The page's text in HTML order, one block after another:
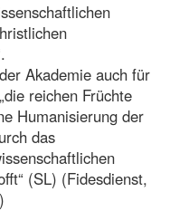
Akademie auch für
reichen Früchte
Humanisierung der
das
(SL) (Fidesdienst,